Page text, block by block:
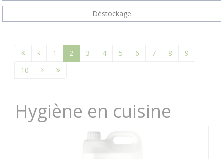
Déstockage
1 2 3 4 5 6 7 8
9
10
Hygiène en cuisine